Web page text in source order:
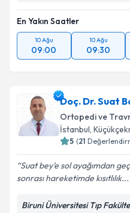
En Yakın Saatler
10 Ağu
09:00
10 Ağu
09:30
Doç. Dr. Suat
Ortopedi ve
İstanbul,
5 (21
Suat bey’e sol ayağımdan
sonrası hareketimde kısıtlılık...
Biruni Üniversitesi Tıp